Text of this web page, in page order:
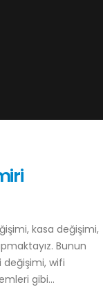
kasa değişimi,
Bunun
değişimi, wifi
gibi...